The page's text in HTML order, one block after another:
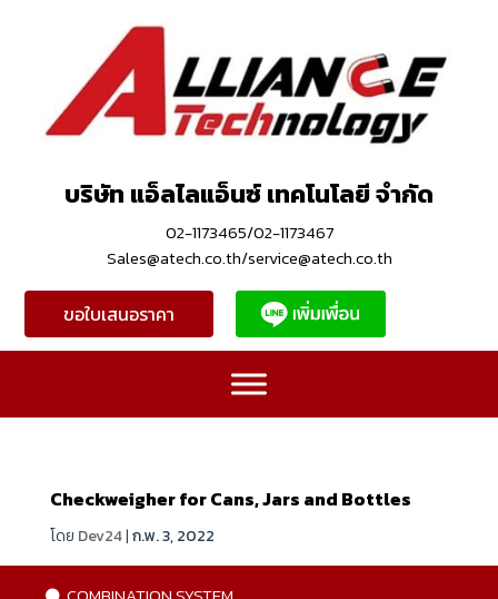
บริษัท แอ็ลไลแอ็นซ์ เทคโนโลยี จำกัด
02-1173465/02-1173467
Sales@atech.co.th/service@atech.co.th
ขอใบเสนอราคา
Checkweigher for Cans, Jars and Bottles
โดย Dev24|ก.พ. 3, 2022